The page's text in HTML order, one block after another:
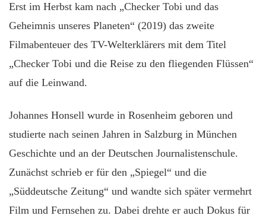
Erst im Herbst kam nach „Checker Tobi und das
Geheimnis unseres Planeten“ (2019) das zweite
Filmabenteuer des TV-Welterklärers mit dem Titel
„Checker Tobi und die Reise zu den fliegenden Flüssen“
auf die Leinwand.
Johannes Honsell wurde in Rosenheim geboren und
studierte nach seinen Jahren in Salzburg in München
Geschichte und an der Deutschen Journalistenschule.
Zunächst schrieb er für den „Spiegel“ und die
„Süddeutsche Zeitung“ und wandte sich später vermehrt
Film und Fernsehen zu. Dabei drehte er auch Dokus für